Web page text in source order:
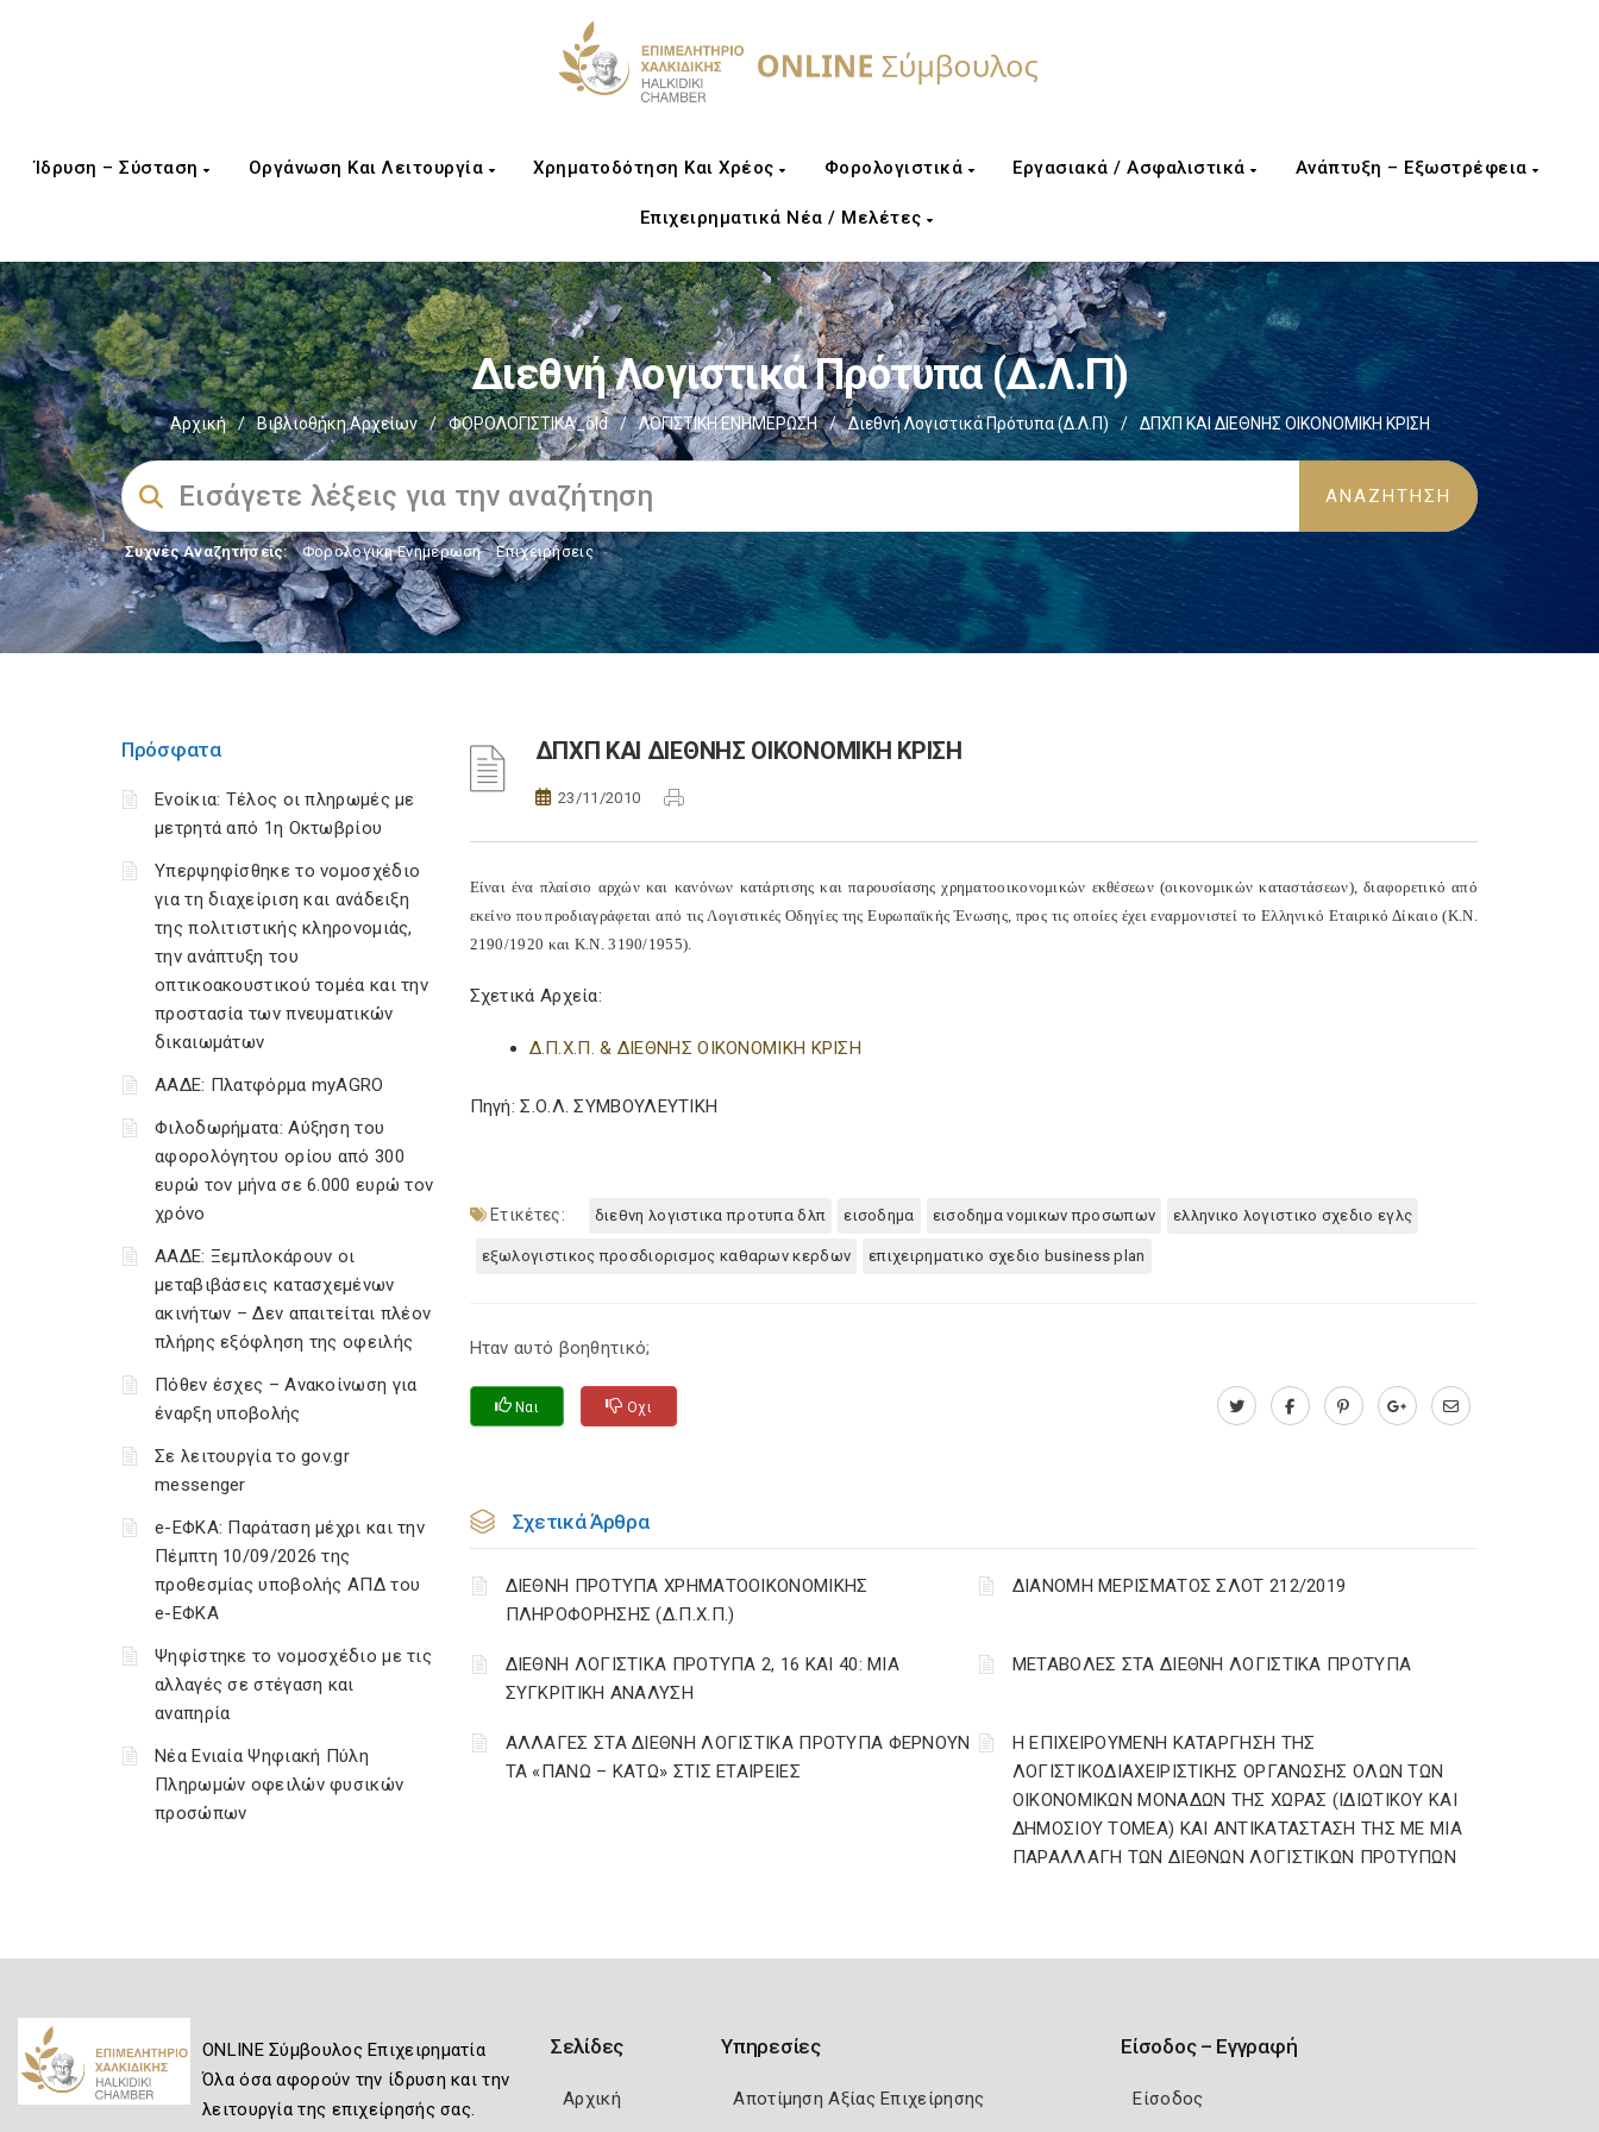
Ίδρυση – Σύσταση Οργάνωση Και Λειτουργία Χρηματοδότηση Και Χρέος Φορολογιστικά Εργασιακά / Ασφαλιστικά Ανάπτυξη – Εξωστρέφεια
Επιχειρηματικά Νέα / Μελέτες
Διεθνή Λογιστικά Πρότυπα (Δ.Λ.Π)
Αρχική / Βιβλιοθήκη Αρχείων / ΦΟΡΟΛΟΓΙΣΤΙΚΑ_old / ΛΟΓΙΣΤΙΚΗ ΕΝΗΜΕΡΩΣΗ / Διεθνή Λογιστικά Πρότυπα (Δ.Λ.Π) / ΔΠΧΠ ΚΑΙ ΔΙΕΘΝΗΣ ΟΙΚΟΝΟΜΙΚΗ ΚΡΙΣΗ
Συχνές Αναζητήσεις: Φορολογικη Ενημέρωση, Επιχειρήσεις
Πρόσφατα
Ενοίκια: Τέλος οι πληρωμές με
μετρητά από 1η Οκτωβρίου
Υπερψηφίσθηκε το νομοσχέδιο
για τη διαχείριση και ανάδειξη
της πολιτιστικής κληρονομιάς,
την ανάπτυξη του
οπτικοακουστικού τομέα και την
προστασία των πνευματικών
δικαιωμάτων
ΑΑΔΕ: Πλατφόρμα myAGRO
Φιλοδωρήματα: Αύξηση του
αφορολόγητου ορίου από 300
ευρώ τον μήνα σε 6.000 ευρώ τον
χρόνο
ΑΑΔΕ: Ξεμπλοκάρουν οι
μεταβιβάσεις κατασχεμένων
ακινήτων – Δεν απαιτείται πλέον
πλήρης εξόφληση της οφειλής
Πόθεν έσχες – Ανακοίνωση για
έναρξη υποβολής
Σε λειτουργία το gov.gr
messenger
e-ΕΦΚΑ: Παράταση μέχρι και την
Πέμπτη 10/09/2026 της
προθεσμίας υποβολής ΑΠΔ του
e-ΕΦΚΑ
Ψηφίστηκε το νομοσχέδιο με τις
αλλαγές σε στέγαση και
αναπηρία
Νέα Ενιαία Ψηφιακή Πύλη
Πληρωμών οφειλών φυσικών
προσώπων
ΔΠΧΠ ΚΑΙ ΔΙΕΘΝΗΣ ΟΙΚΟΝΟΜΙΚΗ ΚΡΙΣΗ
23/11/2010
Είναι ένα πλαίσιο αρχών και κανόνων κατάρτισης και παρουσίασης χρηματοοικονομικών εκθέσεων (οικονομικών καταστάσεων), διαφορετικό από
εκείνο που προδιαγράφεται από τις Λογιστικές Οδηγίες της Ευρωπαϊκής Ένωσης, προς τις οποίες έχει εναρμονιστεί το Ελληνικό Εταιρικό Δίκαιο (Κ.Ν.
2190/1920 και Κ.Ν. 3190/1955).
Σχετικά Αρχεία:
Δ.Π.Χ.Π. & ΔΙΕΘΝΗΣ ΟΙΚΟΝΟΜΙΚΗ ΚΡΙΣΗ
Πηγή: Σ.Ο.Λ. ΣΥΜΒΟΥΛΕΥΤΙΚΗ
Ετικέτες: διεθνη λογιστικα προτυπα δλπ εισοδημα εισοδημα νομικων προσωπων ελληνικο λογιστικο σχεδιο εγλς
εξωλογιστικος προσδιορισμος καθαρων κερδων επιχειρηματικο σχεδιο business plan
Ηταν αυτό βοηθητικό;
Ναι Οχι
Σχετικά Άρθρα
ΔΙΕΘΝΗ ΠΡΟΤΥΠΑ ΧΡΗΜΑΤΟΟΙΚΟΝΟΜΙΚΗΣ
ΠΛΗΡΟΦΟΡΗΣΗΣ (Δ.Π.Χ.Π.)
ΔΙΑΝΟΜΗ ΜΕΡΙΣΜΑΤΟΣ ΣΛΟΤ 212/2019
ΔΙΕΘΝΗ ΛΟΓΙΣΤΙΚΑ ΠΡΟΤΥΠΑ 2, 16 ΚΑΙ 40: ΜΙΑ
ΣΥΓΚΡΙΤΙΚΗ ΑΝΑΛΥΣΗ
ΜΕΤΑΒΟΛΕΣ ΣΤΑ ΔΙΕΘΝΗ ΛΟΓΙΣΤΙΚΑ ΠΡΟΤΥΠΑ
ΑΛΛΑΓΕΣ ΣΤΑ ΔΙΕΘΝΗ ΛΟΓΙΣΤΙΚΑ ΠΡΟΤΥΠΑ ΦΕΡΝΟΥΝ
ΤΑ «ΠΑΝΩ – ΚΑΤΩ» ΣΤΙΣ ΕΤΑΙΡΕΙΕΣ
Η ΕΠΙΧΕΙΡΟΥΜΕΝΗ ΚΑΤΑΡΓΗΣΗ ΤΗΣ
ΛΟΓΙΣΤΙΚΟΔΙΑΧΕΙΡΙΣΤΙΚΗΣ ΟΡΓΑΝΩΣΗΣ ΟΛΩΝ ΤΩΝ
ΟΙΚΟΝΟΜΙΚΩΝ ΜΟΝΑΔΩΝ ΤΗΣ ΧΩΡΑΣ (ΙΔΙΩΤΙΚΟΥ ΚΑΙ
ΔΗΜΟΣΙΟΥ ΤΟΜΕΑ) ΚΑΙ ΑΝΤΙΚΑΤΑΣΤΑΣΗ ΤΗΣ ΜΕ ΜΙΑ
ΠΑΡΑΛΛΑΓΗ ΤΩΝ ΔΙΕΘΝΩΝ ΛΟΓΙΣΤΙΚΩΝ ΠΡΟΤΥΠΩΝ
ONLINE Σύμβουλος Επιχειρηματία
Όλα όσα αφορούν την ίδρυση και την
λειτουργία της επιχείρησής σας.
Σελίδες
Αρχική
Υπηρεσίες
Αποτίμηση Αξίας Επιχείρησης
Είσοδος – Εγγραφή
Είσοδος